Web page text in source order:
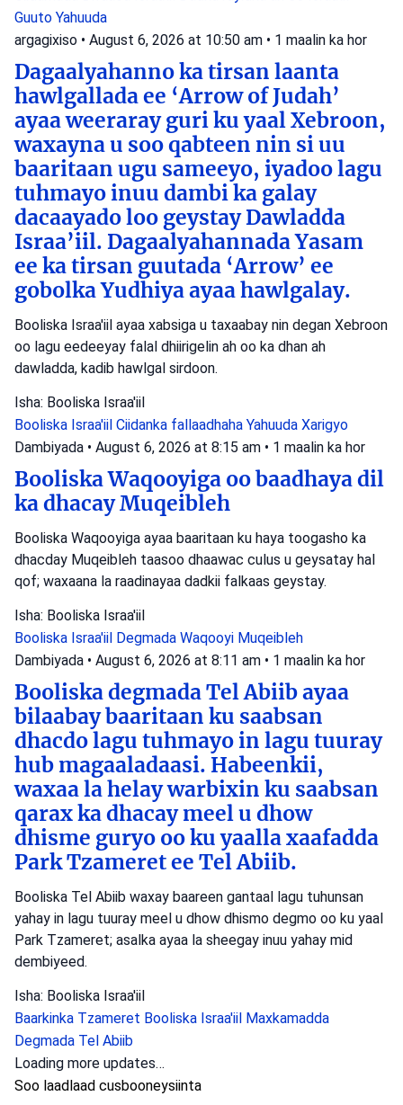
Guuto Yahuuda
argagixiso • August 6, 2026 at 10:50 am • 1 maalin ka hor
Dagaalyahanno ka tirsan laanta
hawlgallada ee ‘Arrow of Judah’
ayaa weeraray guri ku yaal Xebroon,
waxayna u soo qabteen nin si uu
baaritaan ugu sameeyo, iyadoo lagu
tuhmayo inuu dambi ka galay
dacaayado loo geystay Dawladda
Israa’iil. Dagaalyahannada Yasam
ee ka tirsan guutada ‘Arrow’ ee
gobolka Yudhiya ayaa hawlgalay.
Booliska Israa'iil ayaa xabsiga u taxaabay nin degan Xebroon
oo lagu eedeeyay falal dhiirigelin ah oo ka dhan ah
dawladda, kadib hawlgal sirdoon.
Isha: Booliska Israa'iil
Booliska Israa'iil Ciidanka fallaadhaha Yahuuda Xarigyo
Dambiyada • August 6, 2026 at 8:15 am • 1 maalin ka hor
Booliska Waqooyiga oo baadhaya dil
ka dhacay Muqeibleh
Booliska Waqooyiga ayaa baaritaan ku haya toogasho ka
dhacday Muqeibleh taasoo dhaawac culus u geysatay hal
qof; waxaana la raadinayaa dadkii falkaas geystay.
Isha: Booliska Israa'iil
Booliska Israa'iil Degmada Waqooyi Muqeibleh
Dambiyada • August 6, 2026 at 8:11 am • 1 maalin ka hor
Booliska degmada Tel Abiib ayaa
bilaabay baaritaan ku saabsan
dhacdo lagu tuhmayo in lagu tuuray
hub magaaladaasi. Habeenkii,
waxaa la helay warbixin ku saabsan
qarax ka dhacay meel u dhow
dhisme guryo oo ku yaalla xaafadda
Park Tzameret ee Tel Abiib.
Booliska Tel Abiib waxay baareen gantaal lagu tuhunsan
yahay in lagu tuuray meel u dhow dhismo degmo oo ku yaal
Park Tzameret; asalka ayaa la sheegay inuu yahay mid
dembiyeed.
Isha: Booliska Israa'iil
Baarkinka Tzameret Booliska Israa'iil Maxkamadda
Degmada Tel Abiib
Loading more updates…
Soo laadlaad cusbooneysiinta